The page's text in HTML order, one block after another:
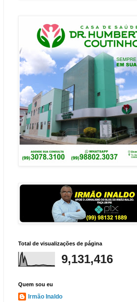
Total de visualizações de página
9,131,416
Quem sou eu
Irmão Inaldo